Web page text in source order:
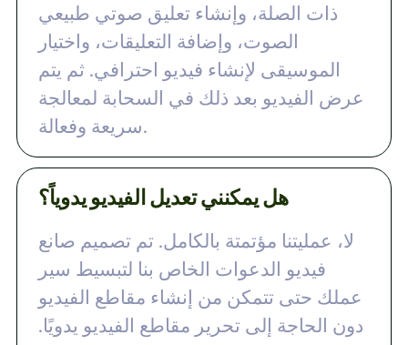
ذات الصلة، وإنشاء تعليق صوتي طبيعي
الصوت، وإضافة التعليقات، واختيار
الموسيقى لإنشاء فيديو احترافي. ثم يتم
عرض الفيديو بعد ذلك في السحابة لمعالجة
سريعة وفعالة.
هل يمكنني تعديل الفيديو يدوياً؟
لا، عمليتنا مؤتمتة بالكامل. تم تصميم صانع
فيديو الدعوات الخاص بنا لتبسيط سير
عملك حتى تتمكن من إنشاء مقاطع الفيديو
دون الحاجة إلى تحرير مقاطع الفيديو يدويًا.